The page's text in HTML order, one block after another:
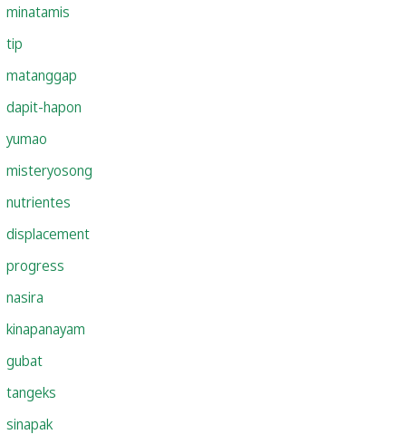
minatamis
tip
matanggap
dapit-hapon
yumao
misteryosong
nutrientes
displacement
progress
nasira
kinapanayam
gubat
tangeks
sinapak